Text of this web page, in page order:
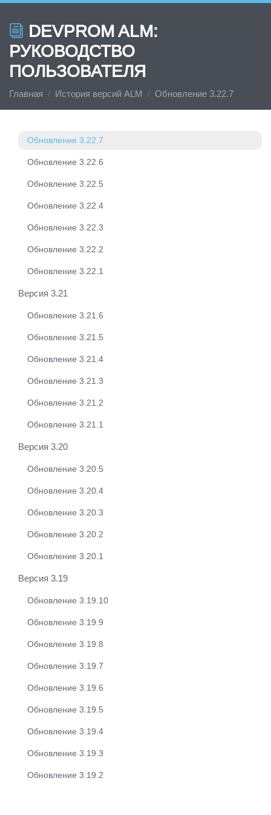
DEVPROM ALM:
РУКОВОДСТВО
ПОЛЬЗОВАТЕЛЯ
Главная История версий ALM Обновление 3.22.7
Обновление 3.22.12
Обновление 3.22.11
Обновление 3.22.10
Обновление 3.22.9
Обновление 3.22.7
Обновление 3.22.6
Обновление 3.22.5
Обновление 3.22.4
Обновление 3.22.3
Обновление 3.22.2
Обновление 3.22.1
Версия 3.21
Обновление 3.21.6
Обновление 3.21.5
Обновление 3.21.4
Обновление 3.21.3
Обновление 3.21.2
Обновление 3.21.1
Версия 3.20
Обновление 3.20.5
Обновление 3.20.4
Обновление 3.20.3
Обновление 3.20.2
Обновление 3.20.1
Версия 3.19
Обновление 3.19.10
Обновление 3.19.9
Обновление 3.19.8
Обновление 3.19.7
Обновление 3.19.6
Обновление 3.19.5
Обновление 3.19.4
Обновление 3.19.3
Обновление 3.19.2